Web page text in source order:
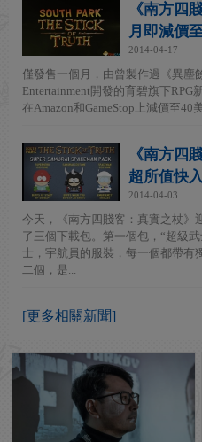
《南方四
月即減價
2014-04-17
僅發售一個月，由曾製作過《異塵
Entertainment開發的育碧旗下
在Amazon和GameStop上減價至40
《南方四
超所值快
2014-04-03
今天，《南方四賤客：真實之杖》
了三個下載包。第一個包，“超級
士，宇航員的服裝，每一個都帶有
二個，是...
[更多相關新聞]